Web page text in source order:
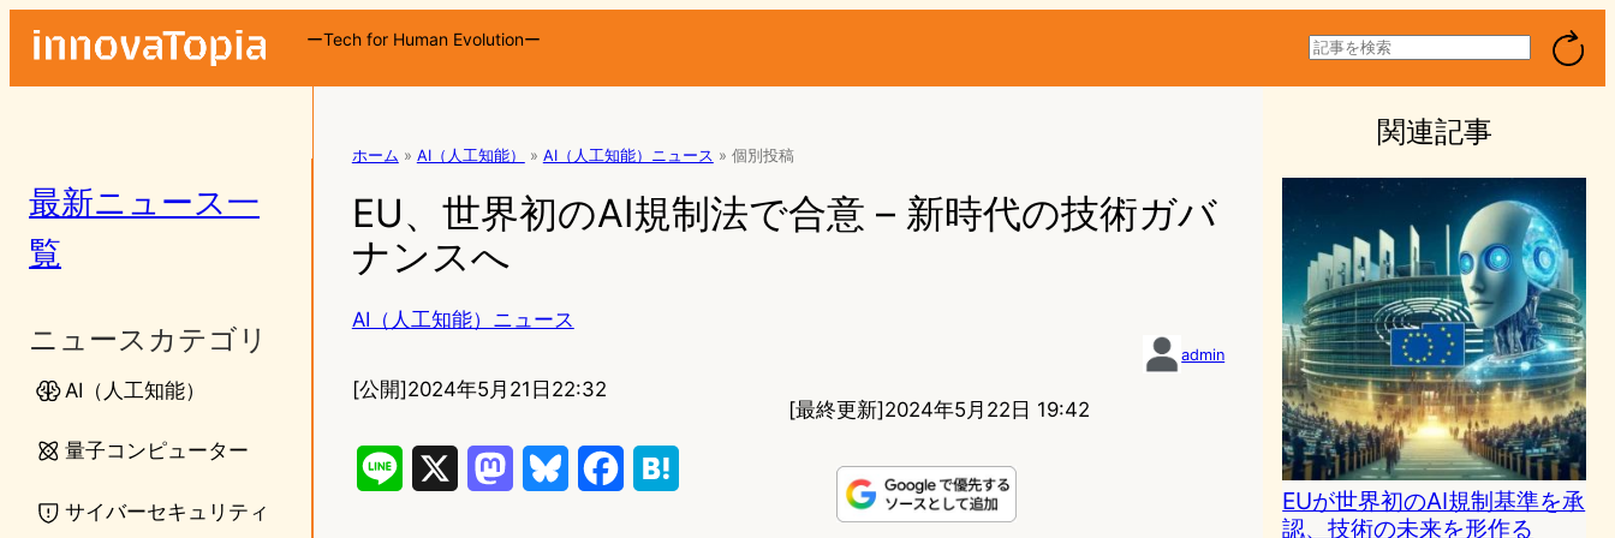
ーTech for Human Evolutionー
検
索
最新ニュース一
覧
ニュースカテゴリ
AI（人工知能）
量子コンピューター
サイバーセキュリティ
ホーム » AI（人工知能） » AI（人工知能）ニュース » 個別投稿
EU、世界初のAI規制法で合意 – 新時代の技術ガバ
ナンスへ
AI（人工知能）ニュース
admin
[公開]2024年5月21日22:32
[最終更新]2024年5月22日 19:42
関連記事
EUが世界初のAI規制基準を承
認、技術の未来を形作る